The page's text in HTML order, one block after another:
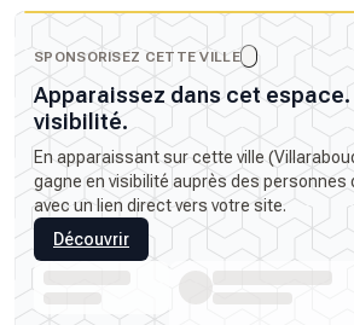
SPONSORISEZ CETTE VILLE
Apparaissez dans cet espace.
visibilité.
En apparaissant sur cette ville
gagne en visibilité auprès des personnes
avec un lien direct vers votre site.
Découvrir